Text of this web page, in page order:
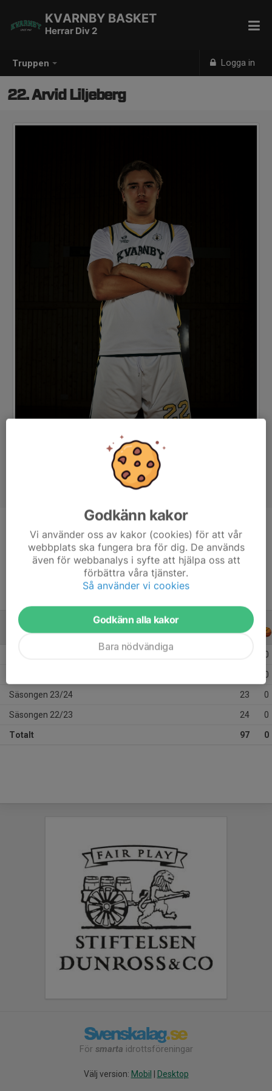
Truppen Logga in
KVARNBY BASKET
Herrar Div 2
22. Arvid Liljeberg
Position
Guard
Ålder
19 år
ALLA SERIER ALLA ÅR
0
0
Säsongen 23/24 23 0
Säsongen 22/23 24 0
Totalt 97 0
För smarta idrottsföreningar
Välj version: Mobil Desktop
Godkänn kakor
Vi använder oss av kakor (cookies) för att vår
webbplats ska fungera bra för dig. De används
även för webbanalys i syfte att hjälpa oss att
förbättra våra tjänster.
Så använder vi cookies
Godkänn alla kakor
Bara nödvändiga